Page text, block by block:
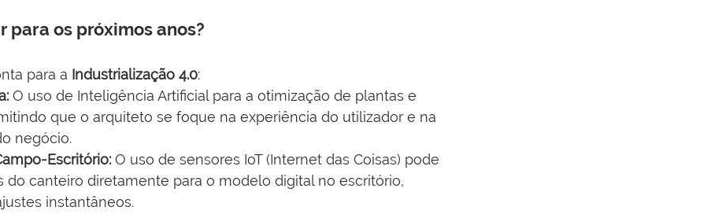
para os próximos anos?
para a Industrialização 4.0:
O uso de Inteligência Artificial para a otimização de plantas e
que o arquiteto se foque na experiência do utilizador e na
negócio.
Escritório: O uso de sensores IoT (Internet das Coisas) pode
do canteiro diretamente para o modelo digital no escritório,
instantâneos.